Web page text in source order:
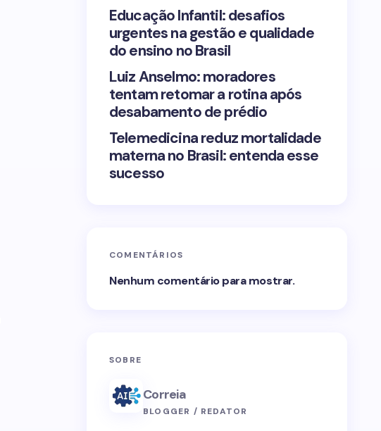
Educação Infantil: desafios
urgentes na gestão e qualidade
do ensino no Brasil
Luiz Anselmo: moradores
tentam retomar a rotina após
desabamento de prédio
Telemedicina reduz mortalidade
materna no Brasil: entenda esse
sucesso
COMENTÁRIOS
Nenhum comentário para mostrar.
SOBRE
Correia
BLOGGER / REDATOR